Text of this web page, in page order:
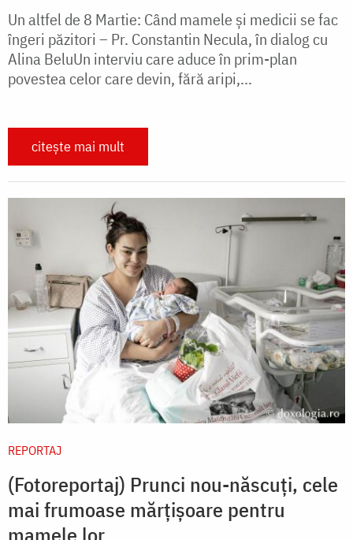
Un altfel de 8 Martie: Când mamele și medicii se fac
îngeri păzitori – Pr. Constantin Necula, în dialog cu
Alina BeluUn interviu care aduce în prim-plan
povestea celor care devin, fără aripi,...
citește mai mult
REPORTAJ
(Fotoreportaj) Prunci nou-născuți, cele
mai frumoase mărțișoare pentru
mamele lor